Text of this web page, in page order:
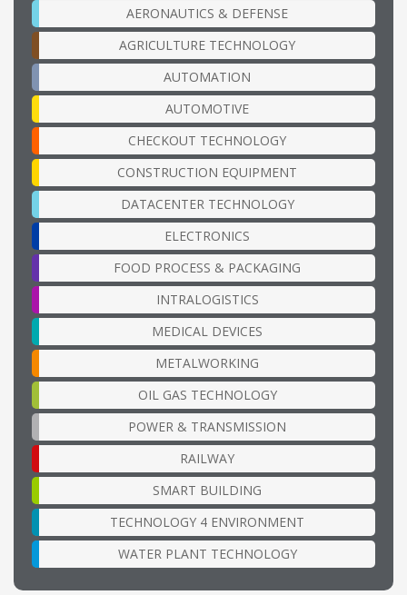
AERONAUTICS & DEFENSE
AGRICULTURE TECHNOLOGY
AUTOMATION
AUTOMOTIVE
CHECKOUT TECHNOLOGY
CONSTRUCTION EQUIPMENT
DATACENTER TECHNOLOGY
ELECTRONICS
FOOD PROCESS & PACKAGING
INTRALOGISTICS
MEDICAL DEVICES
METALWORKING
OIL GAS TECHNOLOGY
POWER & TRANSMISSION
RAILWAY
SMART BUILDING
TECHNOLOGY 4 ENVIRONMENT
WATER PLANT TECHNOLOGY